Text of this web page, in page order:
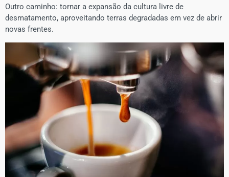
Outro caminho: tornar a expansão da cultura livre de
desmatamento, aproveitando terras degradadas em vez de abrir
novas frentes.